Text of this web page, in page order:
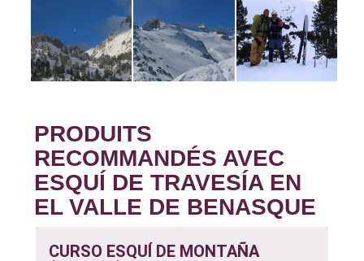
PRODUITS
RECOMMANDÉS AVEC
ESQUÍ DE TRAVESÍA EN
EL VALLE DE BENASQUE
CURSO ESQUÍ DE MONTAÑA